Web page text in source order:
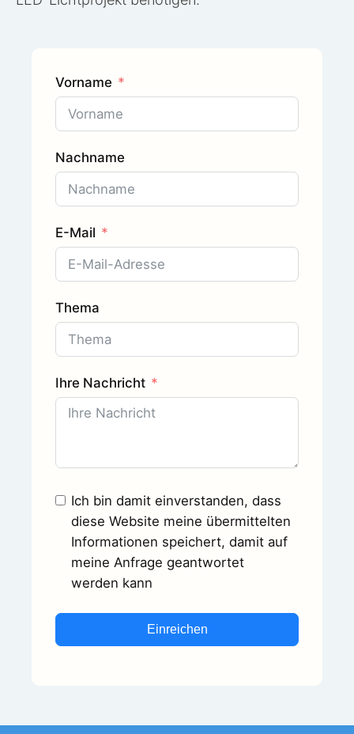
Vorname
Nachname
E-Mail
Thema
Ihre Nachricht
Ich bin damit einverstanden, dass
diese Website meine übermittelten
Informationen speichert, damit auf
meine Anfrage geantwortet
werden kann
Einreichen